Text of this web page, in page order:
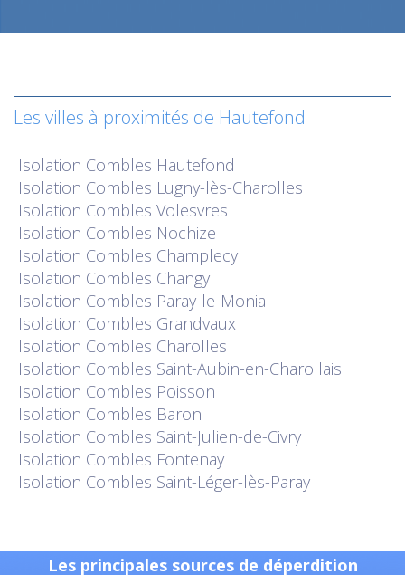
Les villes à proximités de Hautefond
Isolation Combles Hautefond
Isolation Combles Lugny-lès-Charolles
Isolation Combles Volesvres
Isolation Combles Nochize
Isolation Combles Champlecy
Isolation Combles Changy
Isolation Combles Paray-le-Monial
Isolation Combles Grandvaux
Isolation Combles Charolles
Isolation Combles Saint-Aubin-en-Charollais
Isolation Combles Poisson
Isolation Combles Baron
Isolation Combles Saint-Julien-de-Civry
Isolation Combles Fontenay
Isolation Combles Saint-Léger-lès-Paray
Les principales sources de déperdition